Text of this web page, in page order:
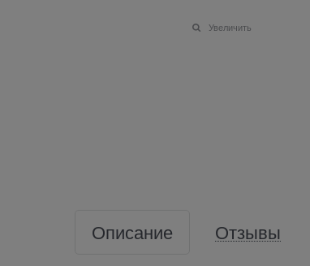
Увеличить
Описание Отзывы